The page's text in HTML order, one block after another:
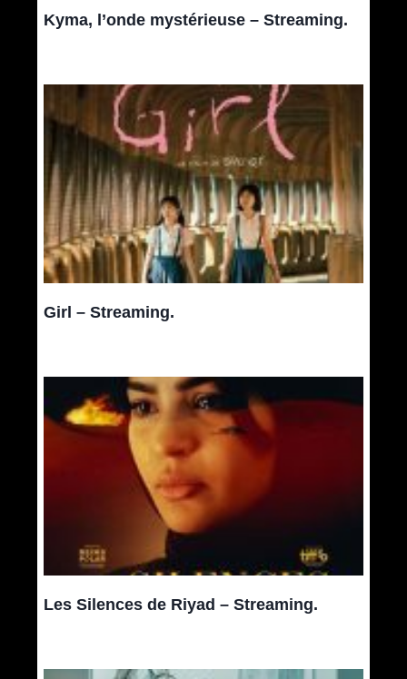
Kyma, l’onde mystérieuse – Streaming.
Girl – Streaming.
Les Silences de Riyad – Streaming.